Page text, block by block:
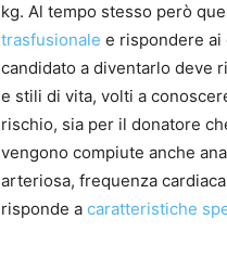
kg. Al tempo stesso però
trasfusionale e rispondere ai
candidato a diventarlo deve
e stili di vita, volti a
rischio, sia per il donatore
vengono compiute anche
arteriosa, frequenza
risponde a caratteristiche